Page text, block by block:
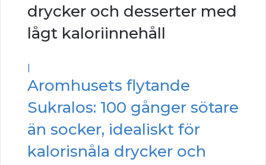
drycker och desserter med
lågt kaloriinnehåll
|
Aromhusets flytande
Sukralos: 100 gånger sötare
än socker, idealiskt för
kalorisnåla drycker och